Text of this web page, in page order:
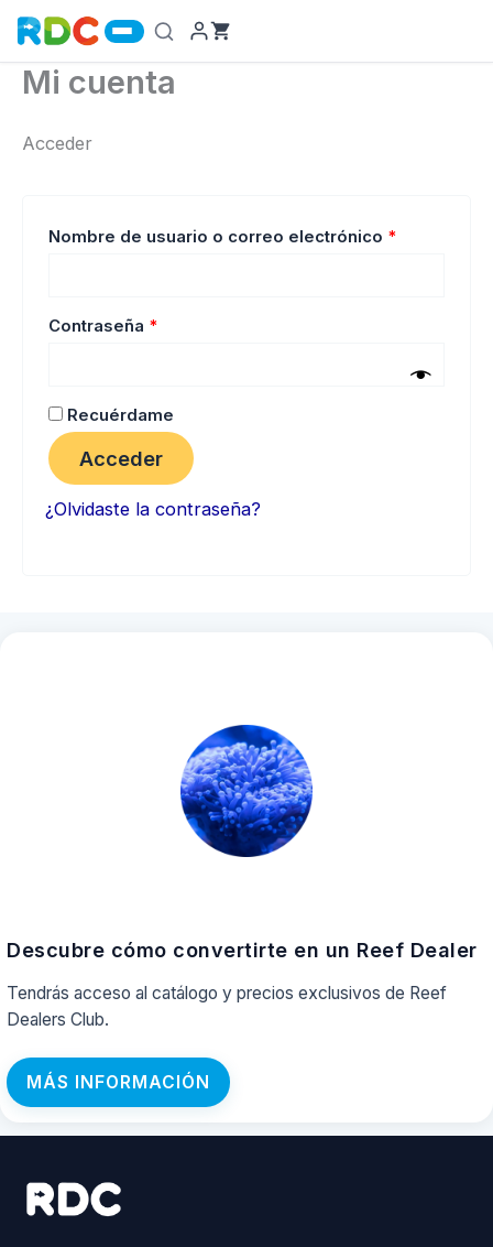
contenido
Mi cuenta
Acceder
Nombre de usuario o correo electrónico *
Contraseña *
Recuérdame
Acceder
¿Olvidaste la contraseña?
Descubre cómo convertirte en un Reef Dealer
Tendrás acceso al catálogo y precios exclusivos de Reef
Dealers Club.
MÁS INFORMACIÓN